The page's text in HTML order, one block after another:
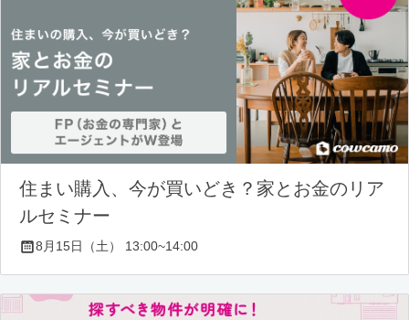
住まい購入、今が買いどき？家とお金のリア
ルセミナー
8月15日（土） 13:00~14:00